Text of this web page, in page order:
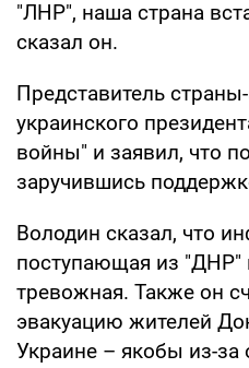
"ЛНР", наша страна
сказал он.
Представитель
украинского
войны" и заявил, что
заручившись
Володин сказал, что
поступающая из "ДНР"
тревожная. Также он
эвакуацию жителей
Украине – якобы из-за